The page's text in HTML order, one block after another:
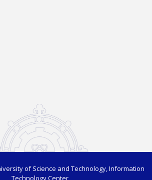
of Science and Technology, Information